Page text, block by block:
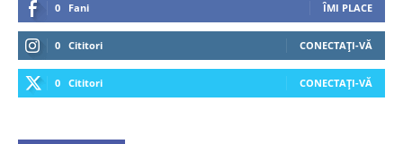
0 Fani ÎMI PLACE
0 Cititori CONECTAȚI-VĂ
0 Cititori CONECTAȚI-VĂ